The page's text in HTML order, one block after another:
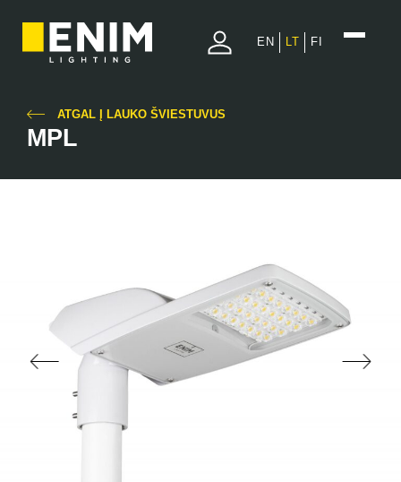
EN LT FI
ATGAL Į LAUKO ŠVIESTUVUS
MPL